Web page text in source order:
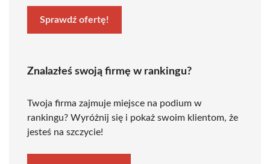
Sprawdź ofertę!
Znalazłeś swoją firmę w rankingu?
Twoja firma zajmuje miejsce na podium w
rankingu? Wyróżnij się i pokaż swoim klientom, że
jesteś na szczycie!